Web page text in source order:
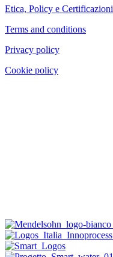
Etica, Policy e Certificazioni
Terms and conditions
Privacy policy
Cookie policy